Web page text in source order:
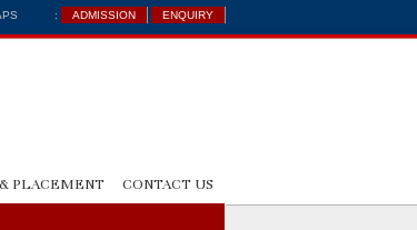
: ADMISSION ENQUIRY
PLACEMENT CONTACT US